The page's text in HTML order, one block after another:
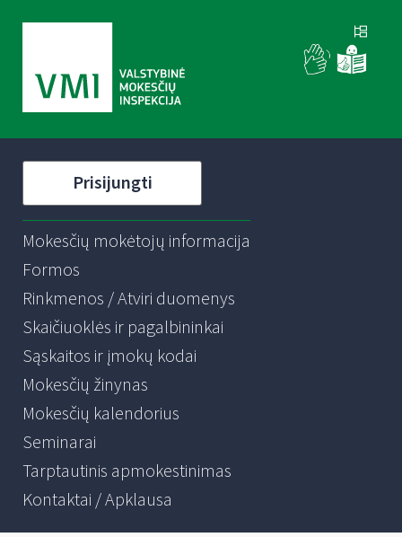
Prisijungti
Mokesčių mokėtojų informacija
Formos
Rinkmenos / Atviri duomenys
Skaičiuoklės ir pagalbininkai
Sąskaitos ir įmokų kodai
Mokesčių žinynas
Mokesčių kalendorius
Seminarai
Tarptautinis apmokestinimas
Kontaktai / Apklausa